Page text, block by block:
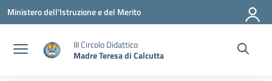
Vai ai contenuti
Vai al menu di navigazione
Vai al footer
Ministero dell'Istruzione e del Merito
III Circolo Didattico
Madre Teresa di Calcutta